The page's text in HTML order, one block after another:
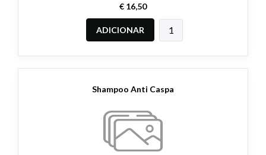
€ 16,50
ADICIONAR
Shampoo Anti Caspa